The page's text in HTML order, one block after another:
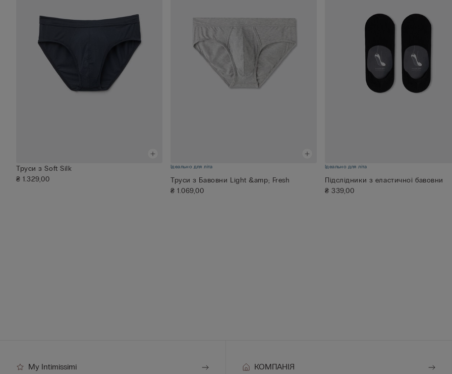
Труси з Soft Silk
₴ 1.329,00
Ідеально для літа
Труси з Бавовни Light &amp; Fresh
₴ 1.069,00
Ідеально для літа
Підслідники з еластичної бавовни
₴ 339,00
My Intimissimi КОМПАНІЯ